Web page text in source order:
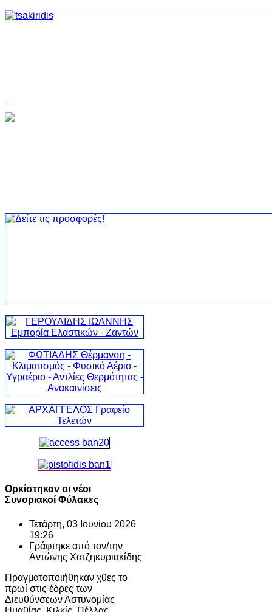
Ορκίστηκαν οι νέοι
Συνοριακοί Φύλακες
Τετάρτη, 03 Ιουνίου 2026
19:26
Γράφτηκε από τον/την
Αντώνης Χατζηκυριακίδης
Πραγματοποιήθηκαν χθες το
πρωί στις έδρες των
Διευθύνσεων Αστυνομίας